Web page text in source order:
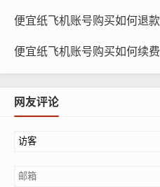
纸飞机账号购买, 在线购买
关于如何设置发消息节奏，
和下午，晚上则相对较少，
高消息的互动性，我们还可
网友评论